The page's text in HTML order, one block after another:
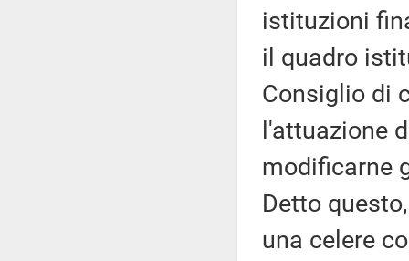
istituzioni
il quadro
Consiglio di
l'attuazione
modificarne
Detto
una celere